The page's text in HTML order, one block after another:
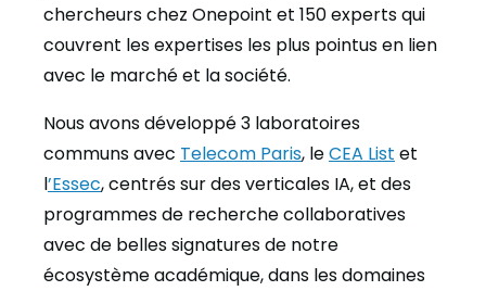
chercheurs chez Onepoint et 150 experts qui
couvrent les expertises les plus pointus en lien
avec le marché et la société.
Nous avons développé 3 laboratoires
communs avec Telecom Paris, leCEA List et
l’Essec, centrés sur des verticales IA, et des
programmes de recherche collaboratives
avec de belles signatures de notre
écosystème académique, dans les domaines